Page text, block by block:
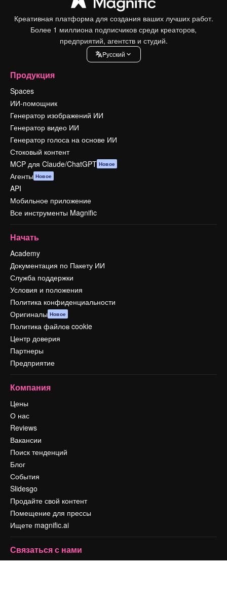
Креативная платформа для создания ваших лучших работ.
Более 1 миллиона подписчиков среди креаторов,
предприятий, агентств и студий.
Pусский
Продукция
Spaces
ИИ-помощник
Генератор изображений ИИ
Генератор видео ИИ
Генератор голоса на основе ИИ
Стоковый контент
MCP для Claude/ChatGPT Новое
Агенты Новое
API
Мобильное приложение
Все инструменты Magnific
Начать
Academy
Документация по Пакету ИИ
Служба поддержки
Условия и положения
Политика конфиденциальности
Оригиналы Новое
Политика файлов cookie
Центр доверия
Партнеры
Предприятие
Компания
Цены
О нас
Reviews
Вакансии
Поиск тенденций
Блог
События
Slidesgo
Продайте свой контент
Помещение для прессы
Ищете magnific.ai
Связаться с нами